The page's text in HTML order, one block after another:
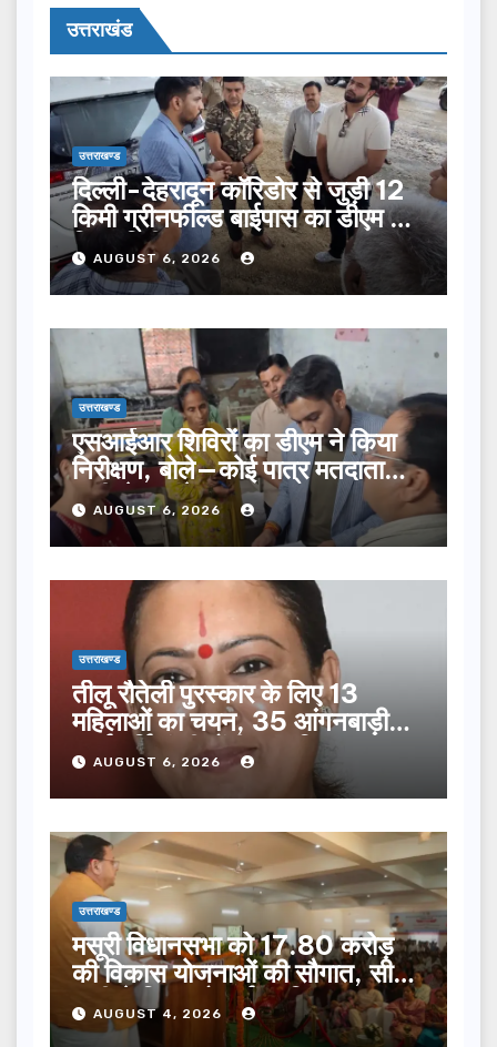
उत्तराखंड
उत्तराखण्ड
दिल्ली-देहरादून कॉरिडोर से जुड़ी 12
किमी ग्रीनफील्ड बाईपास का डीएम ने
किया निरीक्षण…
AUGUST 6, 2026
उत्तराखण्ड
एसआईआर शिविरों का डीएम ने किया
निरीक्षण, बोले—कोई पात्र मतदाता
सूची से न छूटे…
AUGUST 6, 2026
उत्तराखण्ड
तीलू रौतेली पुरस्कार के लिए 13
महिलाओं का चयन, 35 आंगनबाड़ी
कार्यकर्तियां भी होंगी सम्मानित…
AUGUST 6, 2026
उत्तराखण्ड
मसूरी विधानसभा को 17.80 करोड़
की विकास योजनाओं की सौगात, सीएम
धामी ने किया लोकार्पण-शिलान्यास.
AUGUST 4, 2026